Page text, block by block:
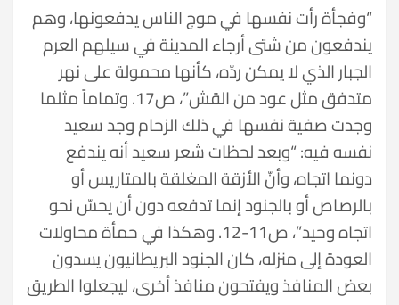
“وفجأة رأت نفسها في موج الناس يدفعونها، وهم
يندفعون من شتى أرجاء المدينة في سيلهم العرم
الجبار الذي لا يمكن ردّه، كأنها محمولة على نهر
متدفق مثل عود من القش”، ص17. وتماماً مثلما
وجدت صفية نفسها في ذلك الزحام وجد سعيد
نفسه فيه: “وبعد لحظات شعر سعيد أنه يندفع
دونما اتجاه، وأنّ الأزقة المغلقة بالمتاريس أو
بالرصاص أو بالجنود إنما تدفعه دون أن يحسّ نحو
اتجاه وحيد”، ص11-12. وهكذا في حمأة محاولات
العودة إلى منزله، كان الجنود البريطانيون يسدون
بعض المنافذ ويفتحون منافذ أخرى، ليجعلوا الطريق